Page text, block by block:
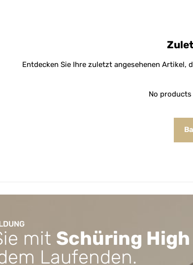
Entdecken Sie Ihre zuletzt angesehenen Artikel,
No
mit Schüring High
Laufenden.